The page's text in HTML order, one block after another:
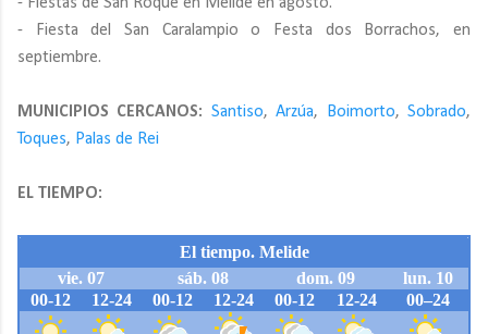
- Fiesta del San Caralampio o Festa dos Borrachos, en
septiembre.
MUNICIPIOS CERCANOS: Santiso,Arzúa, Boimorto,Sobrado,
Toques, Palas de Rei
EL TIEMPO: